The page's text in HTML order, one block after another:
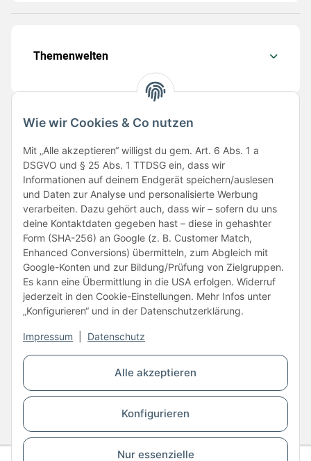
Alle akzeptieren
Konfigurieren
Nur essenzielle
Wie wir Cookies & Co nutzen
Mit „Alle akzeptieren“ willigst du gem. Art. 6 Abs. 1 a
DSGVO und § 25 Abs. 1 TTDSG ein, dass wir
Informationen auf deinem Endgerät speichern/auslesen
und Daten zur Analyse und personalisierte Werbung
verarbeiten. Dazu gehört auch, dass wir – sofern du uns
deine Kontaktdaten gegeben hast – diese in gehashter
Form (SHA-256) an Google (z. B. Customer Match,
Enhanced Conversions) übermitteln, zum Abgleich mit
Google-Konten und zur Bildung/Prüfung von Zielgruppen.
Es kann eine Übermittlung in die USA erfolgen. Widerruf
jederzeit in den Cookie-Einstellungen. Mehr Infos unter
„Konfigurieren“ und in der Datenschutzerklärung.
Impressum Datenschutz
Themenwelten
Folge uns
Unsere Partner
Vertrag widerrufen
* Alle Preise inkl. gesetzlicher USt., zzgl.Versand
© Copyright © 2026 www.kartons24.de
BB-Verpackungen GmbH
- Brendelweg 167, 27755 Delmenhorst - Telefon:
+49 (0)4221 42165 30